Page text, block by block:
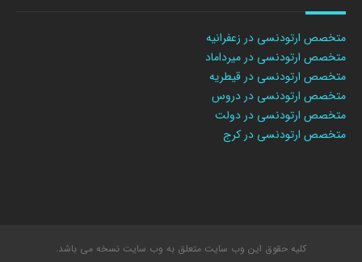
متخصص ارتودنسی در زعفرانیه
متخصص ارتودنسی در میرداماد
متخصص ارتودنسی در قیطریه
متخصص ارتودنسی در دروس
متخصص ارتودنسی در دولت
متخصص ارتودنسی در کرج
کلیه حقوق این وب سایت متعلق به وب سایت نسخه می باشد.